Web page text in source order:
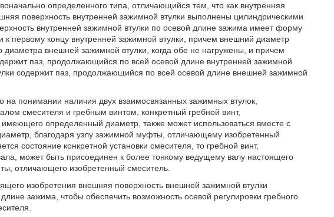
определенного типа, отличающийся тем, что как внутренняя
поверхность внутренней зажимной втулки выполнены цилиндрическими
внутренней зажимной втулки по осевой длине зажима имеет форму
к первому концу внутренней зажимной втулки, причем внешний диаметр
диаметра внешней зажимной втулки, когда обе не нагружены, и причем
паз, продолжающийся по всей осевой длине внутренней зажимной
содержит паз, продолжающийся по всей осевой длине внешней зажимной
понимании наличия двух взаимосвязанных зажимных втулок,
смесителя и гребным винтом, конкретный гребной винт,
определенный диаметр, также может использоваться вместе с
благодаря узлу зажимной муфты, отличающему изобретенный
состояние конкретной установки смесителя, то гребной винт,
может быть присоединен к более тонкому ведущему валу настоящего
отличающего изобретенный смеситель.
изобретения внешняя поверхность внешней зажимной втулки
зажима, чтобы обеспечить возможность осевой регулировки гребного